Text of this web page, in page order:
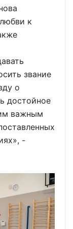
к
звание
о
достойное
важным
-